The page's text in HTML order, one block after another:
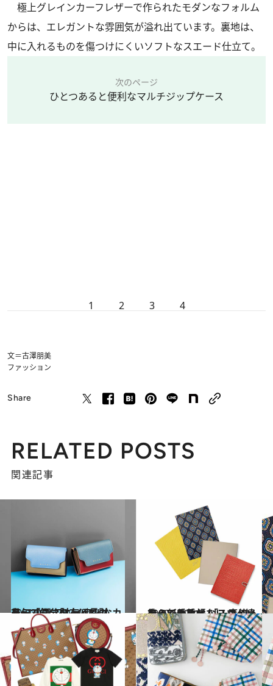
極上グレインカーフレザーで作られたモダンなフォルム
からは、エレガントな雰囲気が溢れ出ています。裏地は、
中に入れるものを傷つけにくいソフトなスエード仕立て。
次のページ
ひとつあると便利なマルチジップケース
1 2 3 4
文＝古澤朋美
ファッション
Share
RELATED POSTS
関連記事
2021.1.16
最旬「ミニ財布＆長財布」20選 プレイフルなカラーで気分を上げて！
コミック ＆ エッセイ 2020.11.7
待ってました！ スマイソンの新作手帳 「一度使ったら、手放せない」人続出
ライフスタイル